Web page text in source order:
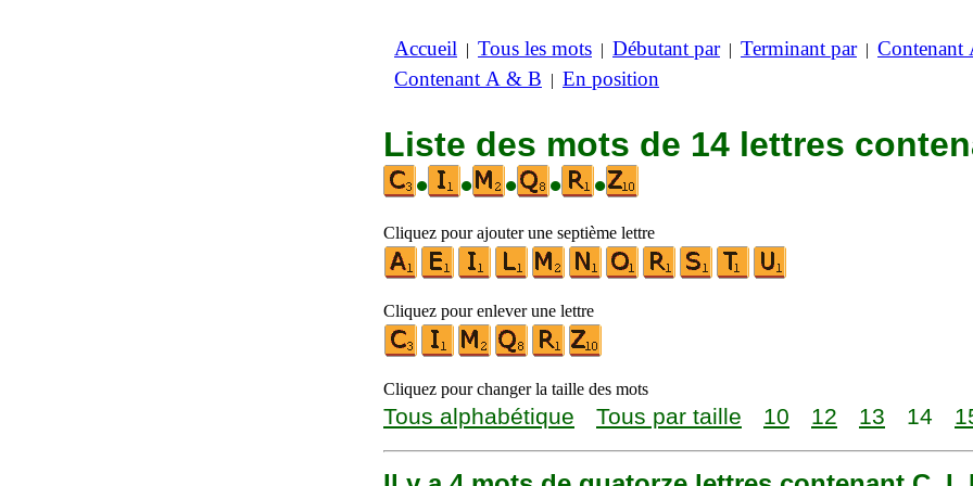
Accueil | Tous les mots | Débutant par| Terminant par| Contenant
Contenant A & B | En position
Liste des mots de 14 lettres
•
• • • •
Cliquez pour ajouter une septième lettre
Cliquez pour enlever une lettre
Cliquez pour changer la taille des mots
Tous alphabétique Tous par taille 10 12 13 14